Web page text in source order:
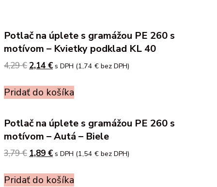
Potlač na úplete s gramážou PE 260 s
motívom – Kvietky podklad KL 40
4,29€ Original
was:
4,29 €.
2,14 €Current
is:
2,14 €.
s DPH (1,74 € bez DPH)
Pridať do košíka
Potlač na úplete s gramážou PE 260 s
motívom – Autá – Biele
3,79€ Original
was:
1,89 €Current
is:
s DPH (1,54 € bez DPH)
Pridať do košíka